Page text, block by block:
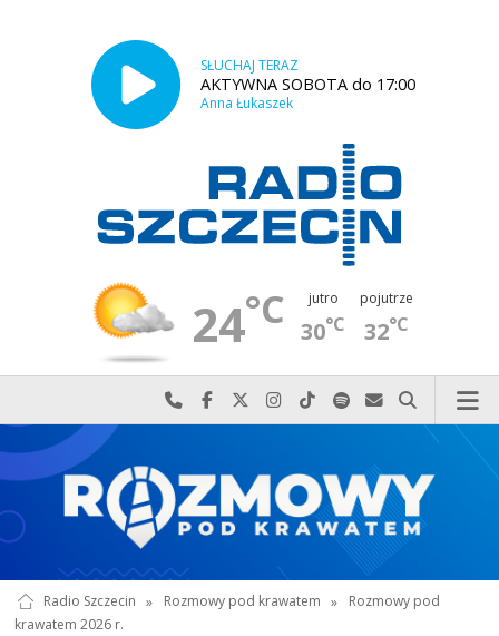
SŁUCHAJ TERAZ
AKTYWNA SOBOTA do 17:00
Anna Łukaszek
24°C jutro
30°C
pojutrze
32°C
Najlepiej po prostu do nas zadzwoń
Odwiedź nas na Facebook-u
Odwiedź nas na X
Odwiedź nas na Instagram-ie
Odwiedź nas na TikTok-u
Szukaj nas na Spotify
Wyślij do nas
Szukaj
Radio Szczecin » Rozmowy pod krawatem »
Rozmowy pod
krawatem 2026 r.